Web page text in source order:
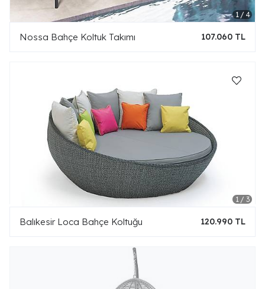
Nossa Bahçe Koltuk Takımı 107.060 TL
Balıkesir Loca Bahçe Koltuğu 120.990 TL